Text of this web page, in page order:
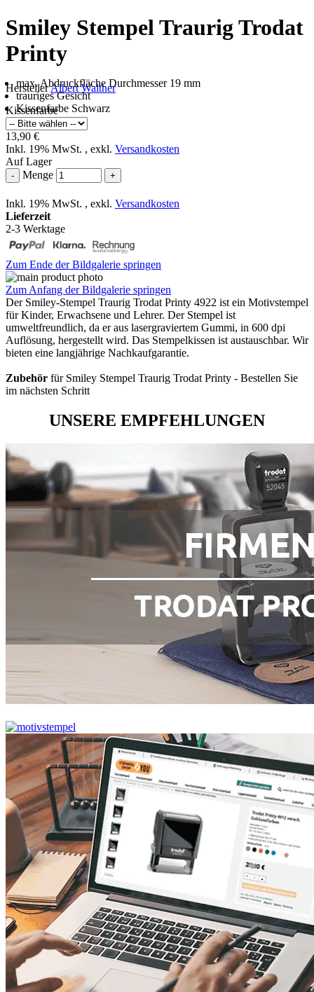
Smiley Stempel Traurig Trodat
Printy
HerstellerAlbert Walther
max. Abdruckfläche Durchmesser 19 mm
trauriges Gesicht
Kissenfarbe Schwarz
Kissenfarbe
13,90 €
Inkl. 19% MwSt. , exkl. Versandkosten
Auf Lager
- Menge +
Inkl. 19% MwSt. , exkl. Versandkosten
Lieferzeit
2-3 Werktage
Zum Ende der Bildgalerie springen
Zum Anfang der Bildgalerie springen
Der Smiley-Stempel Traurig Trodat Printy 4922 ist ein Motivstempel
für Kinder, Erwachsene und Lehrer. Der Stempel ist
umweltfreundlich, da er aus lasergraviertem Gummi, in 600 dpi
Auflösung, hergestellt wird. Das Stempelkissen ist austauschbar. Wir
bieten eine langjährige Nachkaufgarantie.
Zubehör für Smiley Stempel Traurig Trodat Printy - Bestellen Sie
im nächsten Schritt
UNSERE EMPFEHLUNGEN